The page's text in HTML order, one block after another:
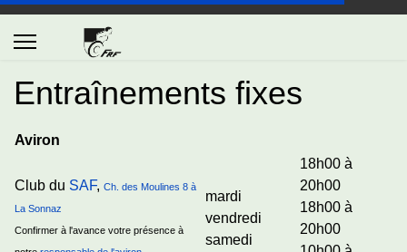
Entraînements fixes
Aviron
Club du SAF, Ch. des Moulines 8 à
La Sonnaz
Confirmer à l'avance votre présence à
mardi
vendredi
samedi
18h00 à
20h00
18h00 à
20h00